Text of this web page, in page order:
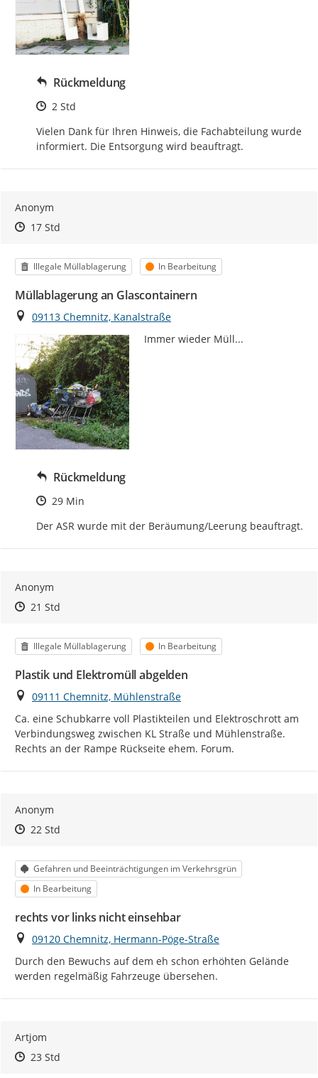
Rückmeldung
Zeitpunkt des Erstellens
2 Std
Vielen Dank für Ihren Hinweis, die Fachabteilung wurde
informiert. Die Entsorgung wird beauftragt.
Anonym
Zeitpunkt des Erstellens
Zeitpunkt des Erstellens
17 StdZur Äußerung
Kategorie
Illegale Müllablagerung Status
In Bearbeitung
Müllablagerung an Glascontainern
Ort
09113 Chemnitz, Kanalstraße
Immer wieder Müll...
Rückmeldung
Zeitpunkt des Erstellens
29 Min
Der ASR wurde mit der Beräumung/Leerung beauftragt.
Anonym
Zeitpunkt des Erstellens
Zeitpunkt des Erstellens
21 StdZur Äußerung
Kategorie
Illegale Müllablagerung Status
In Bearbeitung
Plastik und Elektromüll abgelden
Ort
09111 Chemnitz, Mühlenstraße
Ca. eine Schubkarre voll Plastikteilen und Elektroschrott am
Verbindungsweg zwischen KL Straße und Mühlenstraße.
Rechts an der Rampe Rückseite ehem. Forum.
Anonym
Zeitpunkt des Erstellens
Zeitpunkt des Erstellens
22 StdZur Äußerung
Kategorie
Gefahren und Beeinträchtigungen im Verkehrsgrün
Status
In Bearbeitung
rechts vor links nicht einsehbar
Ort
09120 Chemnitz, Hermann-Pöge-Straße
Durch den Bewuchs auf dem eh schon erhöhten Gelände
werden regelmäßig Fahrzeuge übersehen.
Artjom
Zeitpunkt des Erstellens
Zeitpunkt des Erstellens
23 StdZur Äußerung